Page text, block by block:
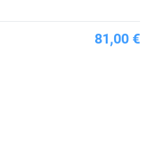
81,00 €